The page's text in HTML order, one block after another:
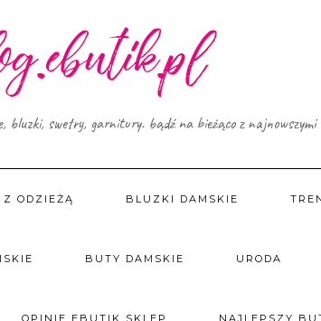
bluzki, swetry, garnitury. bądź na bieżąco z najnowszymi
Z ODZIEŻĄ BLUZKI DAMSKIE
BUTY DAMSKIE URODA
OPINIE EBUTIK SKLEP NAJLEPSZY